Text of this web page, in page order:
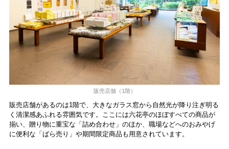
販売店舗（1階）
販売店舗があるのは1階で、大きなガラス窓から自然光が降り注ぎ明る
く清潔感あふれる雰囲気です。ここには六花亭のほぼすべての商品が
揃い、贈り物に重宝な「詰め合わせ」のほか、職場などへのおみやげ
に便利な「ばら売り」や期間限定商品も用意されています。